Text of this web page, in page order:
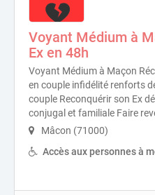
Voyant Médium à
Ex en 48h
Voyant Médium à Maçon
en couple infidélité renforts
couple Reconquérir son Ex
conjugal et familiale Faire
Mâcon (71000)
Accès aux personnes à